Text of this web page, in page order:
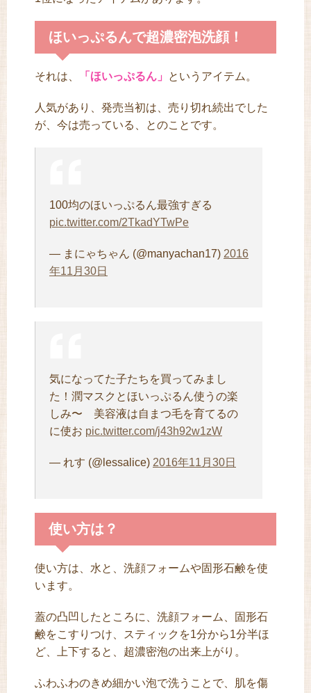
ほいっぷるんで超濃密泡洗顔！
それは、 「ほいっぷるん」 というアイテム。
人気があり、発売当初は、売り切れ続出でした
が、今は売っている、とのことです。
100均のほいっぷるん最強すぎる
pic.twitter.com/2TkadYTwPe
— まにゃちゃん (@manyachan17) 2016
年11月30日
気になってた子たちを買ってみまし
た！潤マスクとほいっぷるん使うの楽
しみ〜 美容液は自まつ毛を育てるの
に使お pic.twitter.com/j43h92w1zW
— れす (@lessalice) 2016年11月30日
使い方は？
使い方は、水と、洗顔フォームや固形石鹸を使
います。
蓋の凸凹したところに、洗顔フォーム、固形石
鹸をこすりつけ、スティックを1分から1分半ほ
ど、上下すると、超濃密泡の出来上がり。
ふわふわのきめ細かい泡で洗うことで、肌を傷